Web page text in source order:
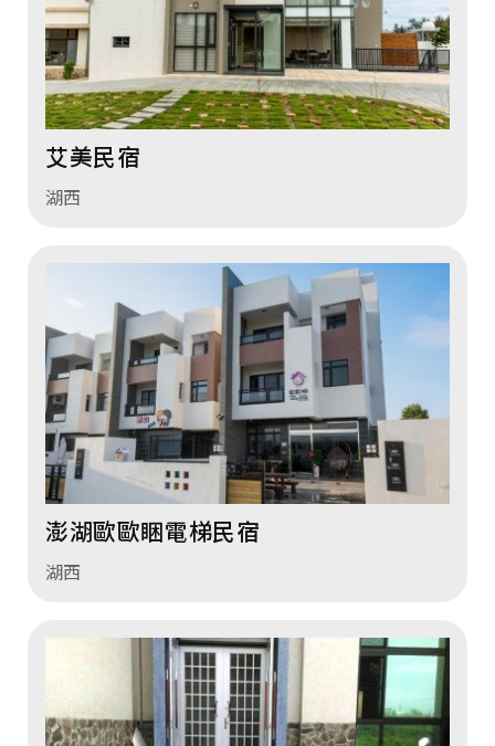
艾美民宿
湖西
澎湖歐歐睏電梯民宿
湖西